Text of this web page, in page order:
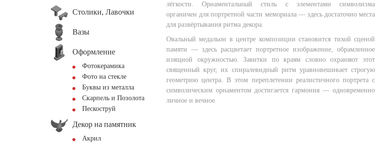
Столики, Лавочки
Вазы
Оформление
Фотокерамика
Фото на стекле
Буквы из металла
Скарпель и Позолота
Пескоструй
Декор на памятник
Акрил
лёгкости. Орнаментальный стиль с элементами символизма
органичен для портретной части мемориала — здесь достаточно места
для развёртывания ритма декора.
Овальный медальон в центре композиции становится тихой сценой
памяти — здесь расцветает портретное изображение, обрамленное
изящной окружностью. Завитки по краям словно охраняют этот
священный круг, их спиралевидный ритм уравновешивает строгую
геометрию центра. В этом переплетении реалистичного портрета с
символическим орнаментом достигается гармония — одновременно
личное и вечное.